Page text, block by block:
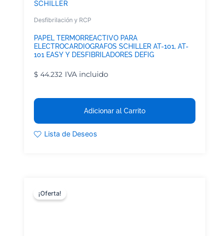
SCHILLER
Desfibrilación y RCP
PAPEL TERMORREACTIVO PARA
ELECTROCARDIOGRAFOS SCHILLER AT-101, AT-
101 EASY Y DESFIBRILADORES DEFIG
$ 44.232 IVA incluido
Adicionar al Carrito
Lista de Deseos
¡Oferta!